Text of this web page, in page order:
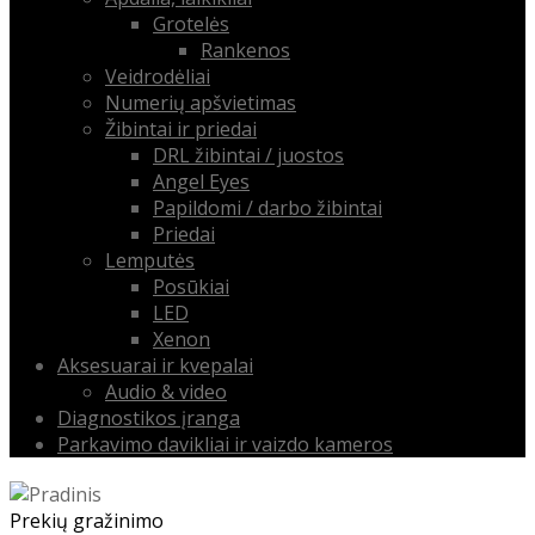
Grotelės
Rankenos
Veidrodėliai
Numerių apšvietimas
Žibintai ir priedai
DRL žibintai / juostos
Angel Eyes
Papildomi / darbo žibintai
Priedai
Lemputės
Posūkiai
LED
Xenon
Aksesuarai ir kvepalai
Audio & video
Diagnostikos įranga
Parkavimo davikliai ir vaizdo kameros
Prekių gražinimo